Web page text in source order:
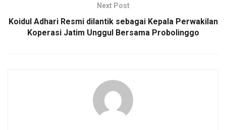
Next Post
Koidul Adhari Resmi dilantik sebagai Kepala Perwakilan
Koperasi Jatim Unggul Bersama Probolinggo